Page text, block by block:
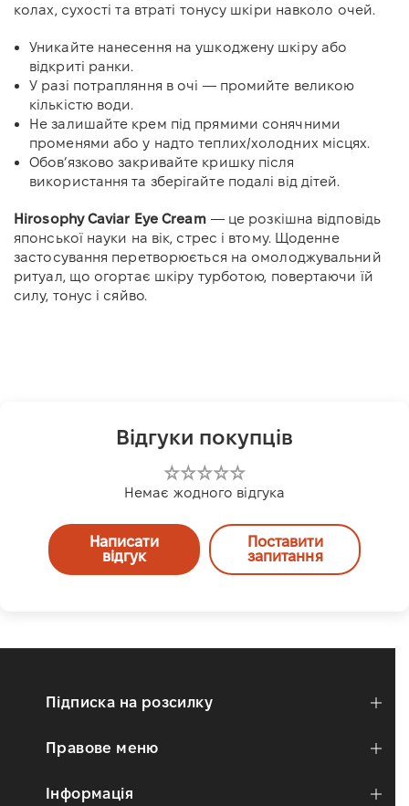
колах, сухості та втраті тонусу шкіри навколо очей.
Уникайте нанесення на ушкоджену шкіру або
відкриті ранки.
У разі потрапляння в очі — промийте великою
кількістю води.
Не залишайте крем під прямими сонячними
променями або у надто теплих/холодних місцях.
Обов’язково закривайте кришку після
використання та зберігайте подалі від дітей.
Hirosophy Caviar Eye Cream — це розкішна відповідь
японської науки на вік, стрес і втому. Щоденне
застосування перетворюється на омолоджувальний
ритуал, що огортає шкіру турботою, повертаючи їй
силу, тонус і сяйво.
Відгуки покупців
Немає жодного відгука
Написати
відгук
Поставити
запитання
Підписка на розсилку
Правове меню
Інформація